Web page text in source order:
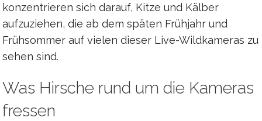
konzentrieren sich darauf, Kitze und Kälber
aufzuziehen, die ab dem späten Frühjahr und
Frühsommer auf vielen dieser Live-Wildkameras zu
sehen sind.
Was Hirsche rund um die Kameras
fressen